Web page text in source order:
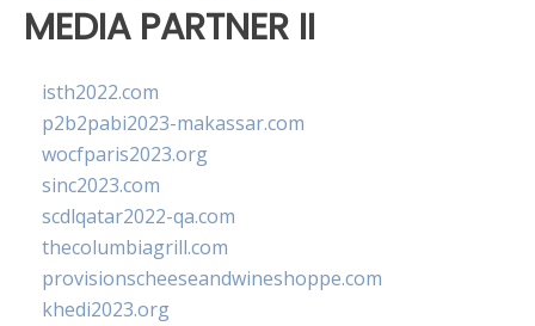
MEDIA PARTNER II
isth2022.com
p2b2pabi2023-makassar.com
wocfparis2023.org
sinc2023.com
scdlqatar2022-qa.com
thecolumbiagrill.com
provisionscheeseandwineshoppe.com
khedi2023.org